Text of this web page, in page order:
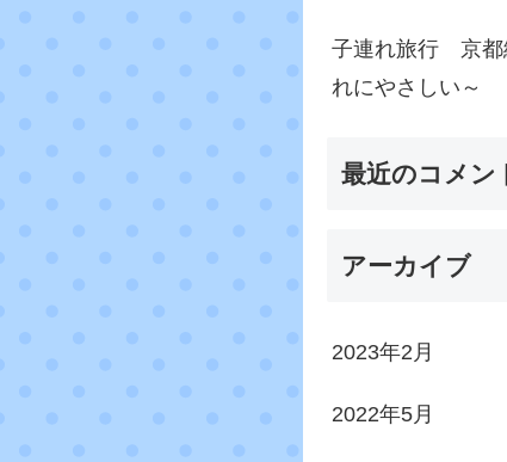
子連れ旅行 京
れにやさしい～
最近のコメン
アーカイブ
2023年2月
2022年5月